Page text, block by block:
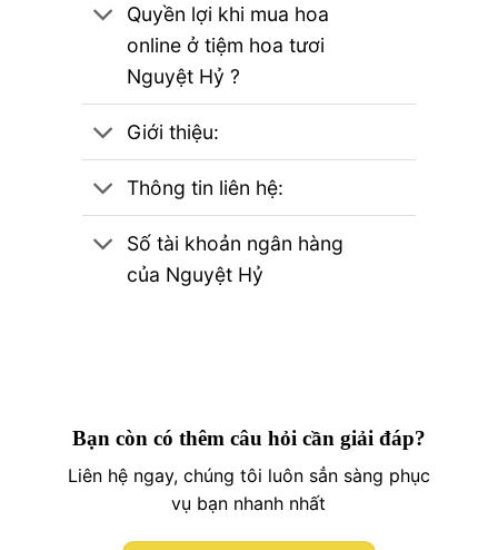
Quyền lợi khi mua hoa
online ở tiệm hoa tươi
Nguyệt Hỷ ?
Giới thiệu:
Thông tin liên hệ:
Số tài khoản ngân hàng
của Nguyệt Hỷ
Bạn còn có thêm câu hỏi cần giải đáp?
Liên hệ ngay, chúng tôi luôn sẳn sàng phục
vụ bạn nhanh nhất